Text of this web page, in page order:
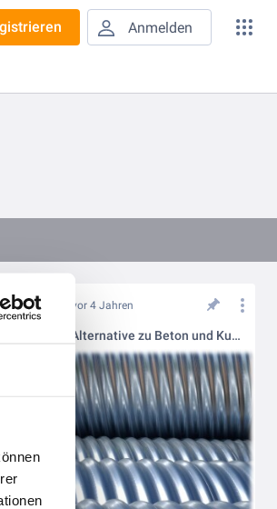
Anmelden
vor 4 Jahren
Wellstahl als Alternative zu Beton und Kunststoff im Bereich des Regenwassermanagements oder Hochwasserschutzes